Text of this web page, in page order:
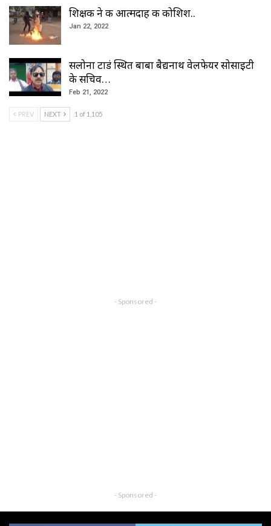
शिक्षक ने की आत्मदाह की कोशिश..
Jan 22, 2022
सलोना टाडं स्थित बाबा बैद्यनाथ वेलफेयर सोसाइटी
के सचिव…
Feb 21, 2022
PREV NEXT 1 of 1,105
- Sponsored -
- Sponsored -